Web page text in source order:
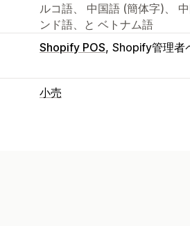
ルコ語、 中国語 (簡体字)、
ンド語、と ベトナム語
Shopify POS Shopify管理者
小売